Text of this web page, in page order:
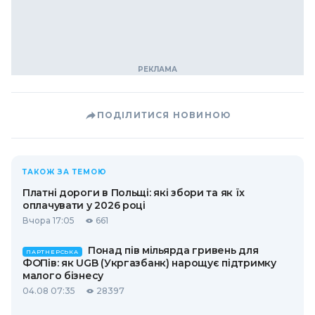
ПОДІЛИТИСЯ НОВИНОЮ
ТАКОЖ ЗА ТЕМОЮ
Платні дороги в Польщі: які збори та як їх
оплачувати у 2026 році
Вчора 17:05 661
ПАРТНЕРСЬКА
Понад пів мільярда гривень для
ФОПів: як UGB (Укргазбанк) нарощує підтримку
малого бізнесу
04.08 07:35 28397